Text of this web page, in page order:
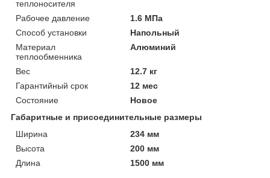
теплоносителя
Рабочее давление
1.6 МПа
Способ установки
Напольный
Материал
теплообменника
Алюминий
Вес
12.7 кг
Гарантийный срок
12 мес
Состояние
Новое
Габаритные и присоединительные размеры
Ширина
234 мм
Высота
200 мм
Длина
1500 мм